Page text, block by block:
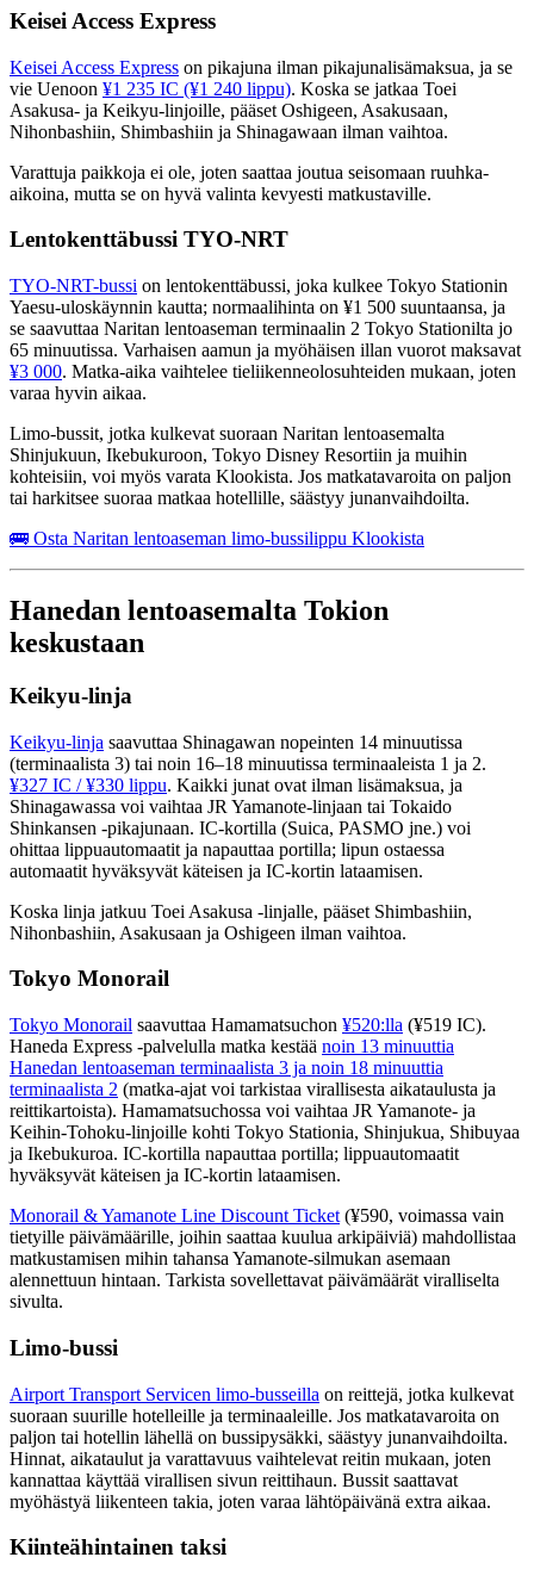
Keisei Access Express
Keisei Access Express on pikajuna ilman pikajunalisämaksua, ja se
vie Uenoon ¥1 235 IC (¥1 240 lippu). Koska se jatkaa Toei
Asakusa- ja Keikyu-linjoille, pääset Oshigeen, Asakusaan,
Nihonbashiin, Shimbashiin ja Shinagawaan ilman vaihtoa.
Varattuja paikkoja ei ole, joten saattaa joutua seisomaan ruuhka-
aikoina, mutta se on hyvä valinta kevyesti matkustaville.
Lentokenttäbussi TYO-NRT
TYO-NRT-bussi on lentokenttäbussi, joka kulkee Tokyo Stationin
Yaesu-uloskäynnin kautta; normaalihinta on ¥1 500 suuntaansa, ja
se saavuttaa Naritan lentoaseman terminaalin 2 Tokyo Stationilta jo
65 minuutissa. Varhaisen aamun ja myöhäisen illan vuorot maksavat
¥3 000. Matka-aika vaihtelee tieliikenneolosuhteiden mukaan, joten
varaa hyvin aikaa.
Limo-bussit, jotka kulkevat suoraan Naritan lentoasemalta
Shinjukuun, Ikebukuroon, Tokyo Disney Resortiin ja muihin
kohteisiin, voi myös varata Klookista. Jos matkatavaroita on paljon
tai harkitsee suoraa matkaa hotellille, säästyy junanvaihdoilta.
🚌 Osta Naritan lentoaseman limo-bussilippu Klookista
Hanedan lentoasemalta Tokion
keskustaan
Keikyu-linja
Keikyu-linja saavuttaa Shinagawan nopeinten 14 minuutissa
(terminaalista 3) tai noin 16–18 minuutissa terminaaleista 1 ja 2.
¥327 IC / ¥330 lippu. Kaikki junat ovat ilman lisämaksua, ja
Shinagawassa voi vaihtaa JR Yamanote-linjaan tai Tokaido
Shinkansen -pikajunaan. IC-kortilla (Suica, PASMO jne.) voi
ohittaa lippuautomaatit ja napauttaa portilla; lipun ostaessa
automaatit hyväksyvät käteisen ja IC-kortin lataamisen.
Koska linja jatkuu Toei Asakusa -linjalle, pääset Shimbashiin,
Nihonbashiin, Asakusaan ja Oshigeen ilman vaihtoa.
Tokyo Monorail
Tokyo Monorail saavuttaa Hamamatsuchon ¥520:lla (¥519 IC).
Haneda Express -palvelulla matka kestää noin 13 minuuttia
Hanedan lentoaseman terminaalista 3 ja noin 18 minuuttia
terminaalista 2 (matka-ajat voi tarkistaa virallisesta aikataulusta ja
reittikartoista). Hamamatsuchossa voi vaihtaa JR Yamanote- ja
Keihin-Tohoku-linjoille kohti Tokyo Stationia, Shinjukua, Shibuyaa
ja Ikebukuroa. IC-kortilla napauttaa portilla; lippuautomaatit
hyväksyvät käteisen ja IC-kortin lataamisen.
Monorail & Yamanote Line Discount Ticket (¥590, voimassa vain
tietyille päivämäärille, joihin saattaa kuulua arkipäiviä) mahdollistaa
matkustamisen mihin tahansa Yamanote-silmukan asemaan
alennettuun hintaan. Tarkista sovellettavat päivämäärät viralliselta
sivulta.
Limo-bussi
Airport Transport Servicen limo-busseilla on reittejä, jotka kulkevat
suoraan suurille hotelleille ja terminaaleille. Jos matkatavaroita on
paljon tai hotellin lähellä on bussipysäkki, säästyy junanvaihdoilta.
Hinnat, aikataulut ja varattavuus vaihtelevat reitin mukaan, joten
kannattaa käyttää virallisen sivun reittihaun. Bussit saattavat
myöhästyä liikenteen takia, joten varaa lähtöpäivänä extra aikaa.
Kiinteähintainen taksi